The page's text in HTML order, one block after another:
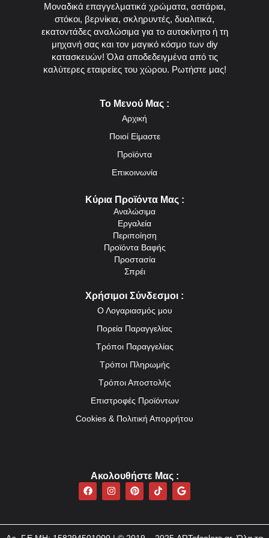
Μοναδικά επαγγελματικά χρώματα, αστάρια,
στόκοι, βερνίκια, σκληρυντές, δυαλιτικά,
εκατοντάδες αναλώσιμα για το αυτοκίνητο ή τη
μηχανή σας και τον μαγικό κόσμο των diy
κατασκευών! Όλα αποδεδειγμένα από τις
καλύτερες εταιρείες του χώρου. Ρωτήστε μας!
Το Μενού Μας :
Αρχική
Ποιοί Είμαστε
Προϊόντα
Επικοινωνία
Κύρια Προϊόντα Μας :
Αναλώσιμα
Εργαλεία
Περιποίηση
Προϊόντα Βαφής
Προστασία
Σπρέι
Χρήσιμοι Σύνδεσμοι :
Ο Λογαριασμός μου
Πορεία Παραγγελίας
Τρόποι Παραγγελίας
Τρόποι Πληρωμής
Τρόποι Αποστολής
Επιστροφές Προϊόντων
Cookies & Πολιτική Απορρήτου
Ακολουθήστε Mας :
F
a
b
I
n
a
P
i
e
T
i
o
G
o
l